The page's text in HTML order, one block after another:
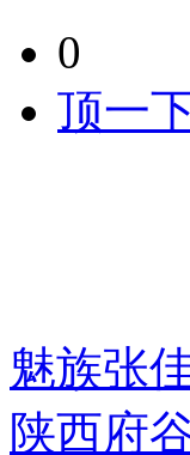
0
顶一
魅族张
陕西府